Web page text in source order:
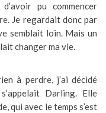
pu commencer
Je regardait donc par
semblait loin. Mais un
changer ma vie.
à perdre, j’ai décidé
Darling. Elle
qui avec le temps s’est